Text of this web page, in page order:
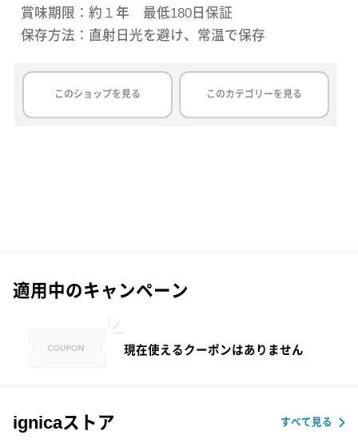
賞味期限：約１年 最低180日保証
保存方法：直射日光を避け、常温で保存
このショップを見る このカテゴリーを見る
適用中のキャンペーン
現在使えるクーポンはありません
ignicaストア すべて見る